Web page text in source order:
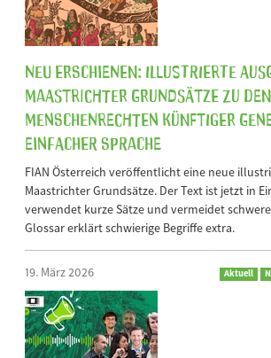
Neu erschienen: Illustrierte
Maastrichter Grundsätze zu den
Menschenrechten künftiger
Einfacher Sprache
FIAN Österreich veröffentlicht eine neue
Maastrichter Grundsätze. Der Text ist jetzt in
verwendet kurze Sätze und vermeidet
Glossar erklärt schwierige Begriffe extra.
19. März 2026 Aktuell